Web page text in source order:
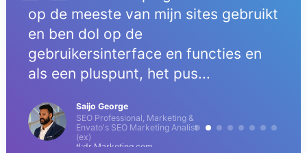
op de meeste van mijn sites gebruikt
en ben dol op de
gebruikersinterface en functies en
als een pluspunt, het pus...
Saijo George
SEO Professional, Marketing &
Envato's SEO Marketing Analist
(ex)
tl;dr Marketing.com